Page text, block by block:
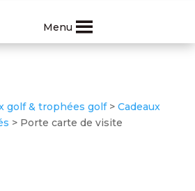
Menu
golf & trophées golf> Cadeaux
> Porte carte de visite